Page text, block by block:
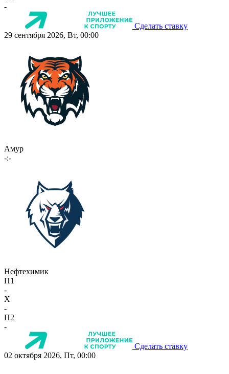
-
Сделать ставку
29 сентября 2026, Вт, 00:00
Амур
-:-
Нефтехимик
П1
-
X
-
П2
-
Сделать ставку
02 октября 2026, Пт, 00:00